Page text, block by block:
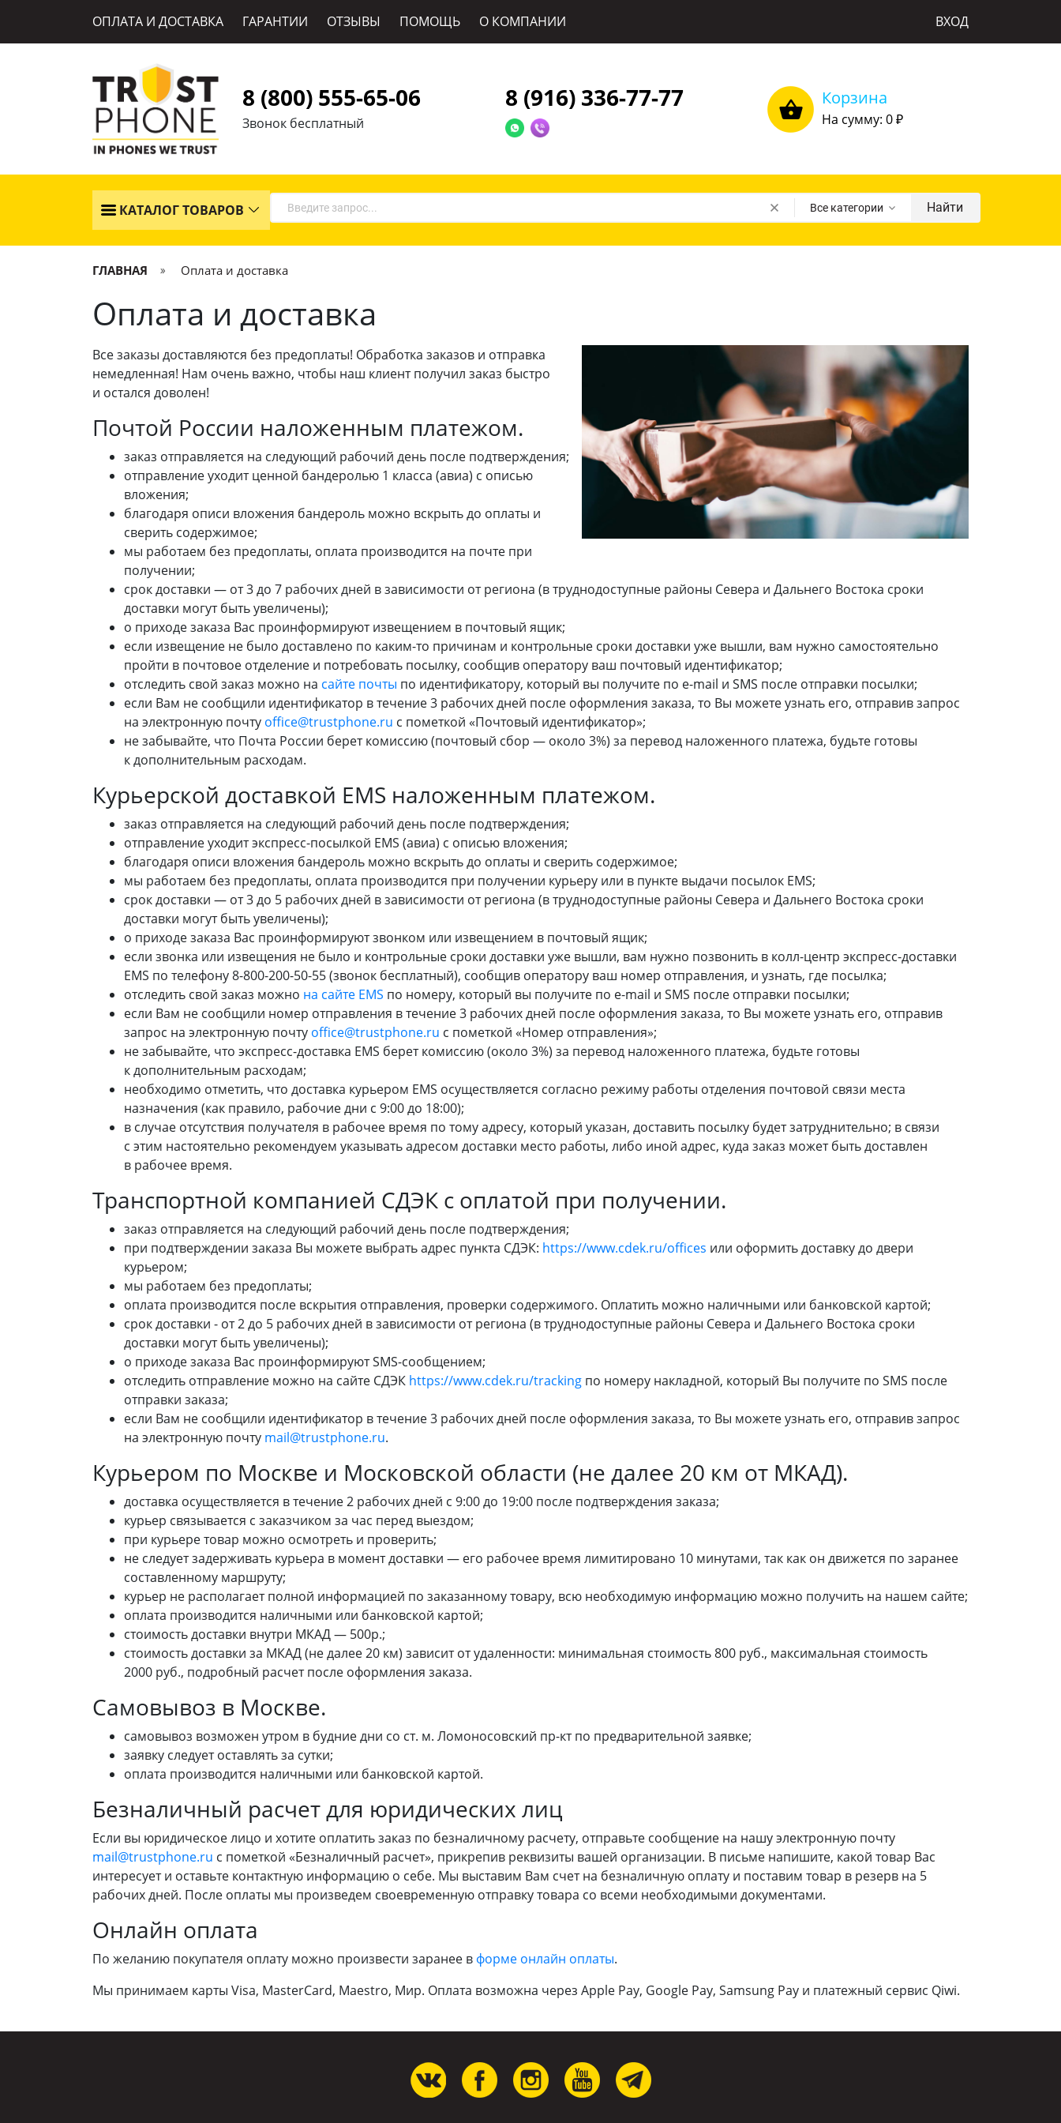
ОПЛАТА И ДОСТАВКА ГАРАНТИИ ОТЗЫВЫ ПОМОЩЬ О КОМПАНИИ ВХОД
8 (800) 555-65-06
Звонок бесплатный
8 (916) 336-77-77 Корзина
На сумму: 0 ₽
КАТАЛОГ ТОВАРОВ Все категории Найти
ГЛАВНАЯ Оплата и доставка
Оплата и доставка
Все заказы доставляются без предоплаты! Обработка заказов и отправка
немедленная! Нам очень важно, чтобы наш клиент получил заказ быстро
и остался доволен!
Почтой России наложенным платежом.
заказ отправляется на следующий рабочий день после подтверждения;
отправление уходит ценной бандеролью 1 класса (авиа) с описью
вложения;
благодаря описи вложения бандероль можно вскрыть до оплаты и
сверить содержимое;
мы работаем без предоплаты, оплата производится на почте при
получении;
срок доставки — от 3 до 7 рабочих дней в зависимости от региона (в труднодоступные районы Севера и Дальнего Востока сроки
доставки могут быть увеличены);
о приходе заказа Вас проинформируют извещением в почтовый ящик;
если извещение не было доставлено по каким-то причинам и контрольные сроки доставки уже вышли, вам нужно самостоятельно
пройти в почтовое отделение и потребовать посылку, сообщив оператору ваш почтовый идентификатор;
отследить свой заказ можно на сайте почты по идентификатору, который вы получите по e-mail и SMS после отправки посылки;
если Вам не сообщили идентификатор в течение 3 рабочих дней после оформления заказа, то Вы можете узнать его, отправив запрос
на электронную почту office@trustphone.ru с пометкой «Почтовый идентификатор»;
не забывайте, что Почта России берет комиссию (почтовый сбор — около 3%) за перевод наложенного платежа, будьте готовы
к дополнительным расходам.
Курьерской доставкой EMS наложенным платежом.
заказ отправляется на следующий рабочий день после подтверждения;
отправление уходитэкспресс-посылкой EMS (авиа) с описью вложения;
благодаря описи вложения бандероль можно вскрыть до оплаты и сверить содержимое;
мы работаем без предоплаты, оплата производится при получении курьеру или в пункте выдачи посылок EMS;
срок доставки — от 3 до 5 рабочих дней в зависимости от региона (в труднодоступные районы Севера и Дальнего Востока сроки
доставки могут быть увеличены);
о приходе заказа Вас проинформируют звонком или извещением в почтовый ящик;
если звонка или извещения не было и контрольные сроки доставки уже вышли, вам нужно позвонить в колл-центр экспресс-доставки
EMS по телефону8-800-200-50-55(звонок бесплатный), сообщив оператору ваш номер отправления, и узнать, где посылка;
отследить свой заказ можно на сайте EMS по номеру, который вы получите по e-mail и SMS после отправки посылки;
если Вам не сообщили номер отправления в течение 3 рабочих дней после оформления заказа, то Вы можете узнать его, отправив
запрос на электронную почту office@trustphone.ru с пометкой «Номер отправления»;
не забывайте, что экспресс-доставка EMS берет комиссию (около 3%) за перевод наложенного платежа, будьте готовы
к дополнительным расходам;
необходимо отметить, что доставка курьером EMS осуществляется согласно режиму работы отделения почтовой связи места
назначения (как правило, рабочие дни с 9:00 до 18:00);
в случае отсутствия получателя в рабочее время по тому адресу, который указан, доставить посылку будет затруднительно; в связи
с этим настоятельно рекомендуем указывать адресом доставки место работы, либо иной адрес, куда заказ может быть доставлен
в рабочее время.
Транспортной компанией СДЭК с оплатой при получении.
заказ отправляется на следующий рабочий день после подтверждения;
при подтверждении заказа Вы можете выбрать адрес пункта СДЭК: https://www.cdek.ru/offices или оформить доставку до двери
курьером;
мы работаем без предоплаты;
оплата производится после вскрытия отправления, проверки содержимого. Оплатить можно наличными или банковской картой;
срок доставки - от 2 до 5 рабочих дней в зависимости от региона (в труднодоступные районы Севера и Дальнего Востока сроки
доставки могут быть увеличены);
о приходе заказа Вас проинформируют SMS-сообщением;
отследить отправление можно на сайте СДЭК https://www.cdek.ru/tracking по номеру накладной, который Вы получите по SMS после
отправки заказа;
если Вам не сообщили идентификатор в течение 3 рабочих дней после оформления заказа, то Вы можете узнать его, отправив запрос
на электронную почту mail@trustphone.ru.
Курьером по Москве и Московской области (не далее 20 км от МКАД).
доставка осуществляется в течение 2 рабочих дней с 9:00 до 19:00 после подтверждения заказа;
курьер связывается с заказчиком за час перед выездом;
при курьере товар можно осмотреть и проверить;
не следует задерживать курьера в момент доставки — его рабочее время лимитировано 10 минутами, так как он движется по заранее
составленному маршруту;
курьер не располагает полной информацией по заказанному товару, всю необходимую информацию можно получить на нашем сайте;
оплата производится наличными или банковской картой;
стоимость доставки внутри МКАД — 500р.;
стоимость доставки за МКАД (не далее 20 км) зависит от удаленности: минимальная стоимость 800 руб., максимальная стоимость
2000 руб., подробный расчет после оформления заказа.
Самовывоз в Москве.
самовывоз возможен утром в будние дни со ст. м. Ломоносовский пр-кт по предварительной заявке;
заявку следует оставлять за сутки;
оплата производится наличными или банковской картой.
Безналичный расчет для юридических лиц
Если вы юридическое лицо и хотите оплатить заказ по безналичному расчету, отправьте сообщение на нашу электронную почту
mail@trustphone.ru с пометкой «Безналичный расчет», прикрепив реквизиты вашей организации. В письме напишите, какой товар Вас
интересует и оставьте контактную информацию о себе. Мы выставим Вам счет на безналичную оплату и поставим товар в резерв на 5
рабочих дней. После оплаты мы произведем своевременную отправку товара со всеми необходимыми документами.
Онлайн оплата
По желанию покупателя оплату можно произвести заранее в форме онлайн оплаты.
Мы принимаем карты Visa, MasterCard, Maestro, Мир. Оплата возможна через Apple Pay, Google Pay, Samsung Pay и платежный сервис Qiwi.